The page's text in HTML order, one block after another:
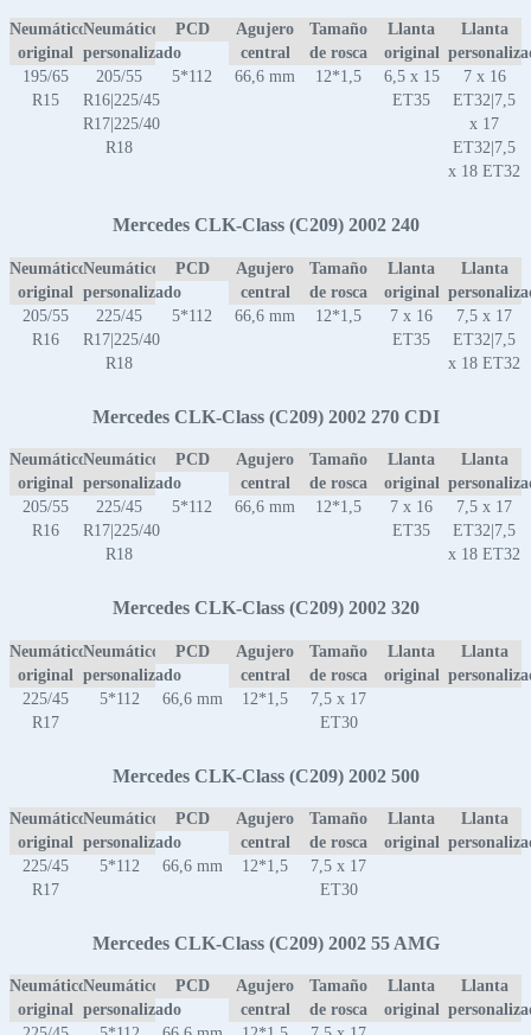
Neumático
original
Neumático
personalizado
PCD
Agujero
central
Tamaño
de rosca
Llanta
original
Llanta
195/65
R15
205/55
R16|225/45
R17|225/40
R18
5*112 66,6 mm 12*1,5
6,5 x 15
ET35
7 x 16
ET32|7,5
x 17
ET32|7,5
x 18 ET32
Mercedes CLK-Class (C209) 2002 240
Neumático
original
Neumático
personalizado
PCD
Agujero
central
Tamaño
de rosca
Llanta
original
Llanta
205/55
R16
225/45
R17|225/40
R18
5*112 66,6 mm 12*1,5
7 x 16
ET35
7,5 x 17
ET32|7,5
x 18 ET32
Mercedes CLK-Class (C209) 2002 270 CDI
Neumático
original
Neumático
personalizado
PCD
Agujero
central
Tamaño
de rosca
Llanta
original
Llanta
205/55
R16
225/45
R17|225/40
R18
5*112 66,6 mm 12*1,5
7 x 16
ET35
7,5 x 17
ET32|7,5
x 18 ET32
Mercedes CLK-Class (C209) 2002 320
Neumático
original
Neumático
personalizado
PCD
Agujero
central
Tamaño
de rosca
Llanta
original
Llanta
225/45
R17
5*112 66,6 mm 12*1,5
7,5 x 17
ET30
Mercedes CLK-Class (C209) 2002 500
Neumático
original
Neumático
personalizado
PCD
Agujero
central
Tamaño
de rosca
Llanta
original
Llanta
225/45
R17
5*112 66,6 mm 12*1,5
7,5 x 17
ET30
Mercedes CLK-Class (C209) 2002 55 AMG
Neumático
original
Neumático
personalizado
PCD
Agujero
central
Tamaño
de rosca
Llanta
original
Llanta